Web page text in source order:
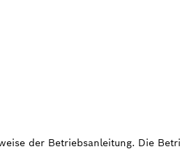
der Betriebsanleitung. Die